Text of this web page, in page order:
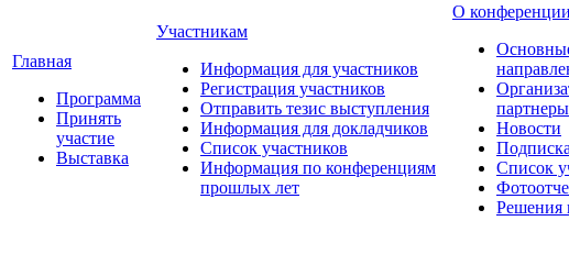
Главная
Программа
Принять
участие
Выставка
Участникам
Информация для участников
Регистрация участников
Отправить тезис выступления
Информация для докладчиков
Список участников
Информация по конференциям
прошлых лет
О конференции
партнеры
Новости
Список
Решения